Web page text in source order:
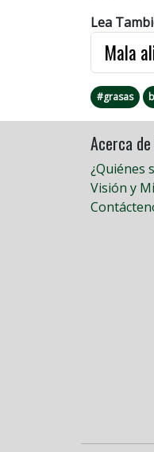
Lea
Mala
#grasas
Acerca
¿Quiénes
Visión y